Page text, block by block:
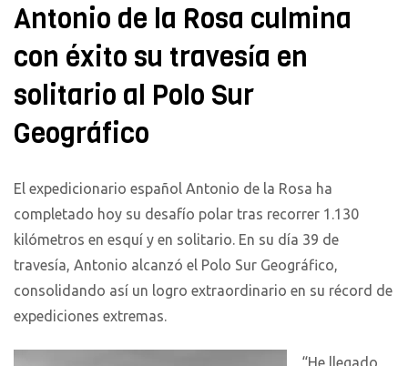
Antonio de la Rosa culmina
con éxito su travesía en
solitario al Polo Sur
Geográfico
El expedicionario español Antonio de la Rosa ha
completado hoy su desafío polar tras recorrer 1.130
kilómetros en esquí y en solitario. En su día 39 de
travesía, Antonio alcanzó el Polo Sur Geográfico,
consolidando así un logro extraordinario en su récord de
expediciones extremas.
“He llegado